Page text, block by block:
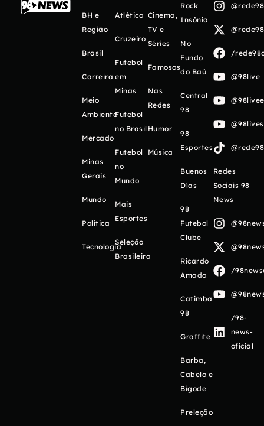
BH e
Região
Brasil
Carreira
Meio
Ambiente
Mercado
Minas
Gerais
Mundo
Política
Tecnologia
Atlético
Cruzeiro
Futebol
em
Minas
Futebol
no Brasil
Futebol
no
Mundo
Mais
Esportes
Seleção
Brasileira
Cinema,
TV e
Séries
Famosos
Nas
Redes
Humor
Música
Rock
Insônia
No
Fundo
do Baú
Central
98
98
Esportes
Buenos
Días
98
Futebol
Clube
Ricardo
Amado
Catimba
98
Graffite
Barba,
Cabelo e
Bigode
Preleção
/
@98live
Redes
Sociais 98
News
/
/98-
news-
oficial